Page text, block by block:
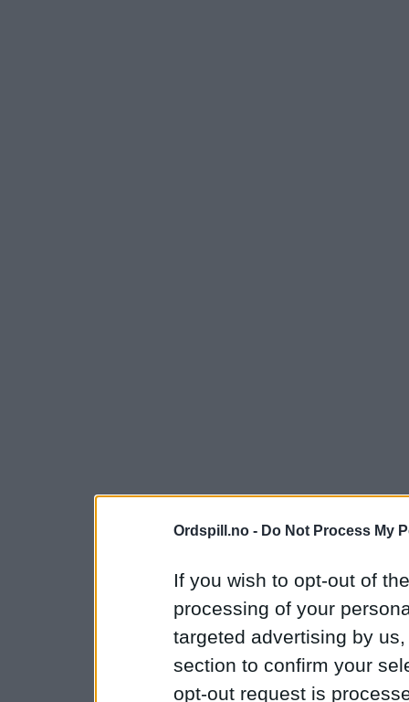
Ordspill.no - Do Not Process My
If you wish to opt-out of
processing of your
targeted advertising by
section to confirm your
opt-out request is